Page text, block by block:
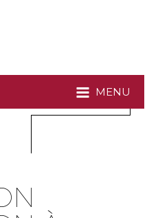
MENU